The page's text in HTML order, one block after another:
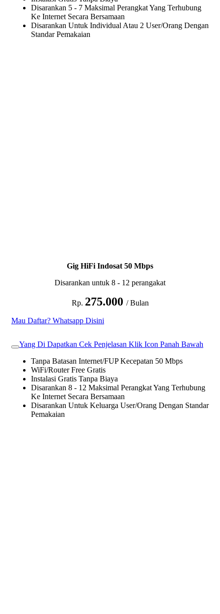
Disarankan 5 - 7 Maksimal Perangkat Yang Terhubung
Ke Internet Secara Bersamaan
Disarankan Untuk Individual Atau 2 User/Orang Dengan
Standar Pemakaian
Gig HiFi Indosat 50 Mbps
Disarankan untuk 8 - 12 perangakat
Rp. 275.000 / Bulan
Mau Daftar? Whatsapp Disini
Yang Di Dapatkan Cek Penjelasan Klik Icon Panah Bawah
Tanpa Batasan Internet/FUP Kecepatan 50 Mbps
WiFi/Router Free Gratis
Instalasi Gratis Tanpa Biaya
Disarankan 8 - 12 Maksimal Perangkat Yang Terhubung
Ke Internet Secara Bersamaan
Disarankan Untuk Keluarga User/Orang Dengan Standar
Pemakaian